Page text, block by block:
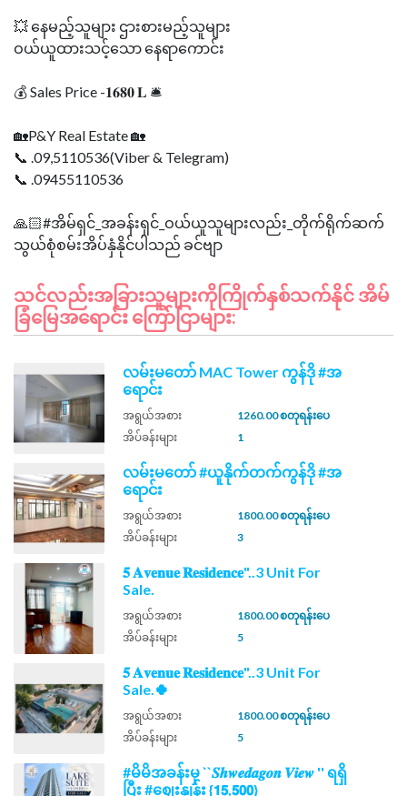
💥 နေမည့်သူများ ဌားစားမည့်သူများ
ဝယ်ယူထားသင့်သော နေရာကောင်း
💰 Sales Price -𝟏𝟔𝟖𝟎 𝐋 🛎
🏡P&Y Real Estate 🏡
📞 .09,5110536(Viber & Telegram)
📞 .09455110536
🙏🏻#အိမ်ရှင်_အခန်းရှင်_ဝယ်ယူသူများလည်း_တိုက်ရိုက်ဆက်
သင်လည်းအခြားသူများကိုကြိုက်နှစ်သက်နိုင် အိမ်
ခြံမြေအရောင်း ကြော်ငြာများ:
လမ်းမတော် MAC Tower ကွန်ဒို #အ
ရောင်း
အရွယ်အစား
1260.00 စတုရန်းပေ
အိပ်ခန်းများ
1
လမ်းမတော် #ယူနိုက်တက်ကွန်ဒို #အ
ရောင်း
အရွယ်အစား
1800.00 စတုရန်းပေ
အိပ်ခန်းများ
3
𝟓 𝐀𝐯𝐞𝐧𝐮𝐞 𝐑𝐞𝐬𝐢𝐝𝐞𝐧𝐜𝐞"..3 Unit For
Sale.
အရွယ်အစား
1800.00 စတုရန်းပေ
အိပ်ခန်းများ
5
𝟓 𝐀𝐯𝐞𝐧𝐮𝐞 𝐑𝐞𝐬𝐢𝐝𝐞𝐧𝐜𝐞"..3 Unit For
Sale.🍀
အရွယ်အစား
1800.00 စတုရန်းပေ
အိပ်ခန်းများ
5
#မိမိအခန်းမှ ``𝑺𝒉𝒘𝒆𝒅𝒂𝒈𝒐𝒏 𝑽𝒊𝒆𝒘 '' ရရှိ
ပြီး #ဈေးနှုန်း {𝟭𝟱,𝟱𝟬𝟬}